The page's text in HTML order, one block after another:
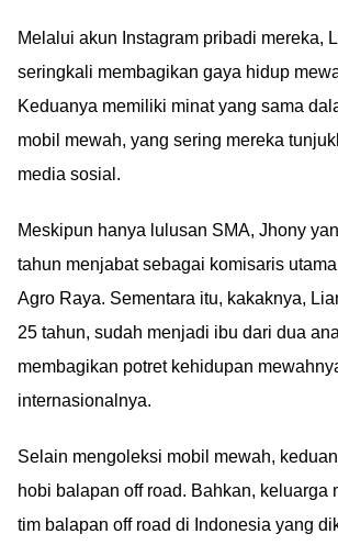
Melalui akun Instagram pribadi mereka,
seringkali membagikan gaya hidup
Keduanya memiliki minat yang sama
mobil mewah, yang sering mereka
media sosial.
Meskipun hanya lulusan SMA, Jhony
tahun menjabat sebagai komisaris
Agro Raya. Sementara itu, kakaknya,
25 tahun, sudah menjadi ibu dari dua
membagikan potret kehidupan
internasionalnya.
Selain mengoleksi mobil mewah,
hobi balapan off road. Bahkan, keluarga
tim balapan off road di Indonesia yang